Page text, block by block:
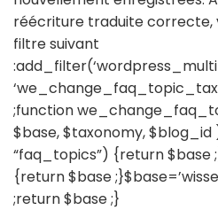
réécriture traduite correcte,
filtre suivant
;function
$base, $taxonomy,
“faq_topics”) {return $base
{return $base
;return $base ;}